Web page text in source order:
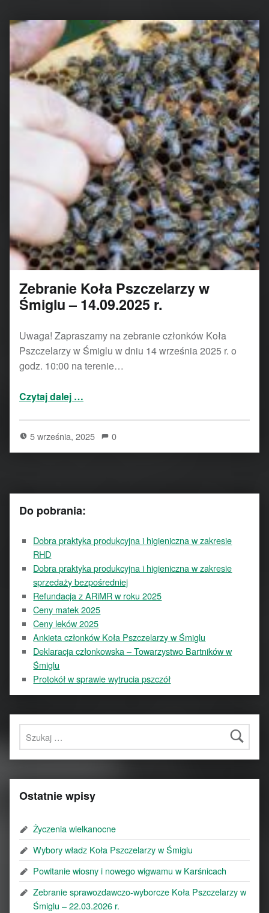
Zebranie Koła Pszczelarzy w
Śmiglu – 14.09.2025 r.
Uwaga! Zapraszamy na zebranie członków Koła
Pszczelarzy w Śmiglu w dniu 14 września 2025 r. o
godz. 10:00 na terenie…
Czytaj dalej …
5 września, 2025 0
Do pobrania:
Dobra praktyka produkcyjna i higieniczna w zakresie
RHD
Dobra praktyka produkcyjna i higieniczna w zakresie
sprzedaży bezpośredniej
Refundacja z ARiMR w roku 2025
Ceny matek 2025
Ceny leków 2025
Ankieta członków Koła Pszczelarzy w Śmiglu
Deklaracja członkowska – Towarzystwo Bartników w
Śmiglu
Protokół w sprawie wytrucia pszczół
Szukaj:
Ostatnie wpisy
Życzenia wielkanocne
Wybory władz Koła Pszczelarzy w Śmiglu
Powitanie wiosny i nowego wigwamu w Karśnicach
Zebranie sprawozdawczo-wyborcze Koła Pszczelarzy w
Śmiglu – 22.03.2026 r.